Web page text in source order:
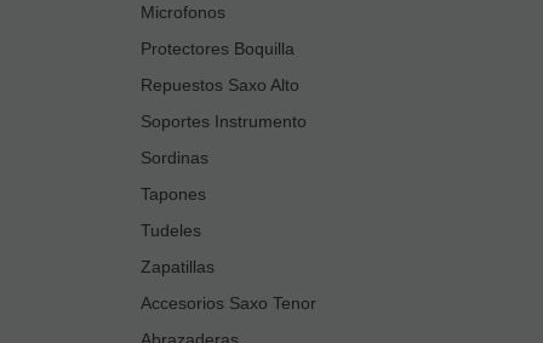
Microfonos
Protectores Boquilla
Repuestos Saxo Alto
Soportes Instrumento
Sordinas
Tapones
Tudeles
Zapatillas
Accesorios Saxo Tenor